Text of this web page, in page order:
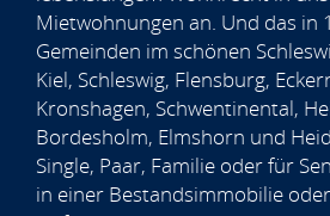
Mietwohnungen an. Und das in
Gemeinden im schönen
Kiel, Schleswig, Flensburg,
Kronshagen, Schwentinental,
Bordesholm, Elmshorn und
Single, Paar, Familie oder für
in einer Bestandsimmobilie